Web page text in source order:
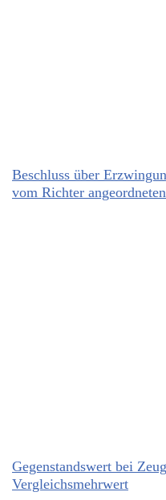
Beschluss über
vom Richter
Gegenstandswert bei
Vergleichsmehrwert